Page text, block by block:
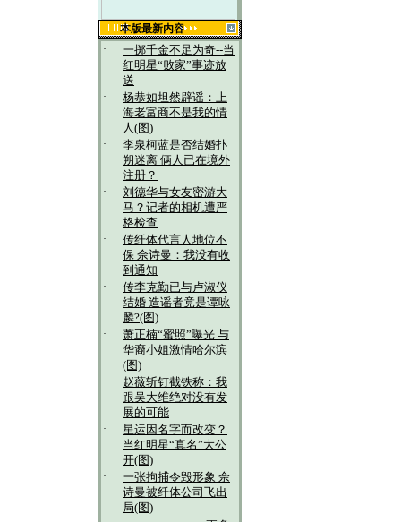
本版最新内容
·
一掷千金不足为奇--当
红明星“败家”事迹放
送
·
杨恭如坦然辟谣：上
海老富商不是我的情
人(图)
·
李泉柯蓝是否结婚扑
朔迷离 俩人已在境外
注册？
·
刘德华与女友密游大
马？记者的相机遭严
格检查
·
传纤体代言人地位不
保 佘诗曼：我没有收
到通知
·
传李克勤已与卢淑仪
结婚 造谣者竟是谭咏
麟?(图)
·
萧正楠“蜜照”曝光 与
华裔小姐激情哈尔滨
(图)
·
赵薇斩钉截铁称：我
跟吴大维绝对没有发
展的可能
·
星运因名字而改变？
当红明星“真名”大公
开(图)
·
一张拘捕令毁形象 佘
诗曼被纤体公司飞出
局(图)